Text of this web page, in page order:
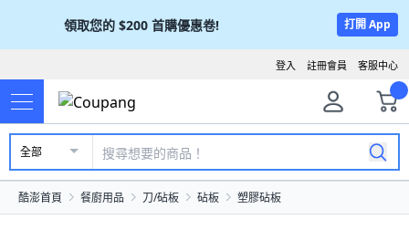
領取您的 $200 首購優惠卷! 打開 App
客服中心
註冊會員
登入
全部
酷澎首頁 餐廚用品 刀/砧板 砧板 塑膠砧板